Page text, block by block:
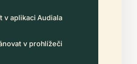
v aplikaci Audiala
v prohlížeči